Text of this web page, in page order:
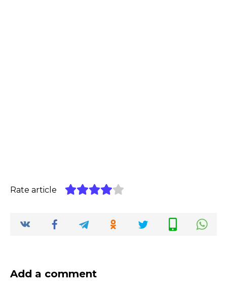
Rate article
Add a comment